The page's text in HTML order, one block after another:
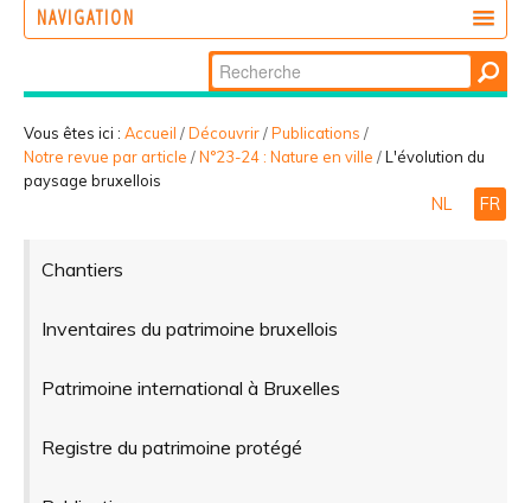
NAVIGATION
PARTICIPER
Chercher par
Recherche
avancée…
Vous êtes ici : Accueil /Découvrir/Publications /
Notre revue par article /N°23-24 : Nature en ville /L'évolution du
paysage bruxellois
NL FR
Chantiers
Inventaires du patrimoine bruxellois
Patrimoine international à Bruxelles
Registre du patrimoine protégé